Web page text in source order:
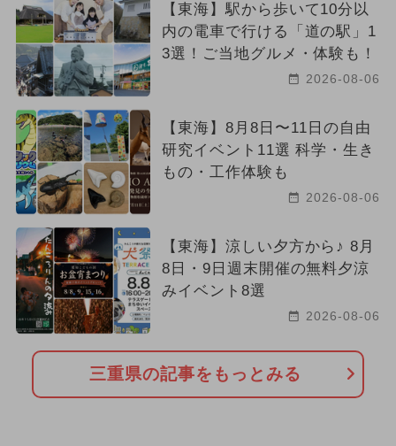
【東海】駅から歩いて10分以
内の電車で行ける「道の駅」1
3選！ご当地グルメ・体験も！
2026-08-06
【東海】8月8日〜11日の自由
研究イベント11選 科学・生き
もの・工作体験も
2026-08-06
【東海】涼しい夕方から♪ 8月
8日・9日週末開催の無料夕涼
みイベント8選
2026-08-06
三重県の記事をもっとみる